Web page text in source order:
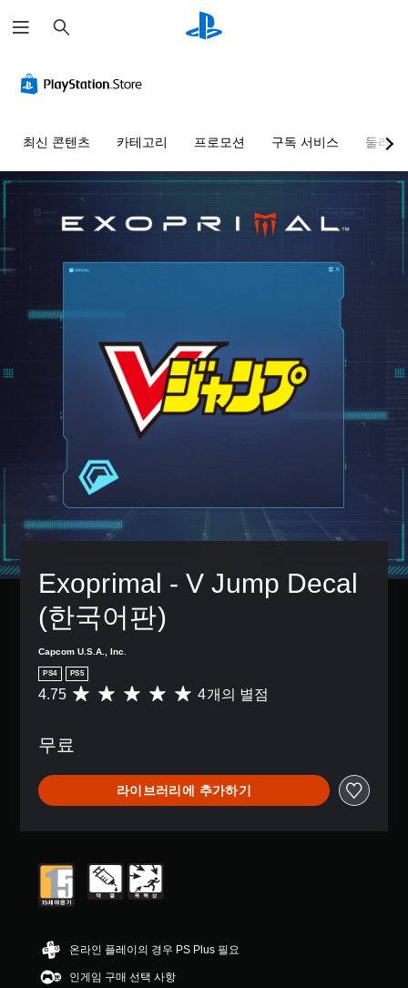
색
최신 콘텐츠 카테고리 프로모션 구독 서비스 둘러보
Exoprimal - V Jump Decal
(한국어판)
Capcom U.S.A., Inc.
PS4 PS5
총
점
로
부
터
중
균
7
5
4.75 4개의 별점
무료
라이브러리에 추가하기
온라인 플레이의 경우 PS Plus 필요
인게임 구매 선택 사항